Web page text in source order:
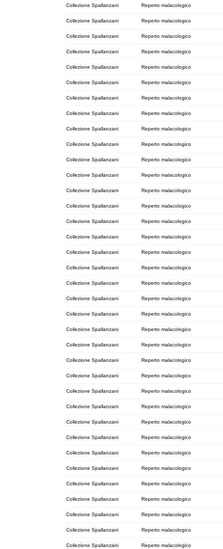
Collezione Spallanzani Reperto malacologico
Collezione Spallanzani Reperto malacologico
Collezione Spallanzani Reperto malacologico
Collezione Spallanzani Reperto malacologico
Collezione Spallanzani Reperto malacologico
Collezione Spallanzani Reperto malacologico
Collezione Spallanzani Reperto malacologico
Collezione Spallanzani Reperto malacologico
Collezione Spallanzani Reperto malacologico
Collezione Spallanzani Reperto malacologico
Collezione Spallanzani Reperto malacologico
Collezione Spallanzani Reperto malacologico
Collezione Spallanzani Reperto malacologico
Collezione Spallanzani Reperto malacologico
Collezione Spallanzani Reperto malacologico
Collezione Spallanzani Reperto malacologico
Collezione Spallanzani Reperto malacologico
Collezione Spallanzani Reperto malacologico
Collezione Spallanzani Reperto malacologico
Collezione Spallanzani Reperto malacologico
Collezione Spallanzani Reperto malacologico
Collezione Spallanzani Reperto malacologico
Collezione Spallanzani Reperto malacologico
Collezione Spallanzani Reperto malacologico
Collezione Spallanzani Reperto malacologico
Collezione Spallanzani Reperto malacologico
Collezione Spallanzani Reperto malacologico
Collezione Spallanzani Reperto malacologico
Collezione Spallanzani Reperto malacologico
Collezione Spallanzani Reperto malacologico
Collezione Spallanzani Reperto malacologico
Collezione Spallanzani Reperto malacologico
Collezione Spallanzani Reperto malacologico
Collezione Spallanzani Reperto malacologico
Collezione Spallanzani Reperto malacologico
Collezione Spallanzani Reperto malacologico